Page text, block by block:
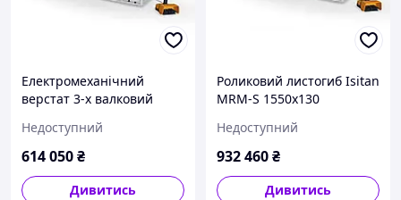
Електромеханічний
верстат 3-х валковий
Недоступний
614 050₴
Дивитись
Роликовий листогиб Isitan
MRM-S 1550x130
Недоступний
932 460₴
Дивитись